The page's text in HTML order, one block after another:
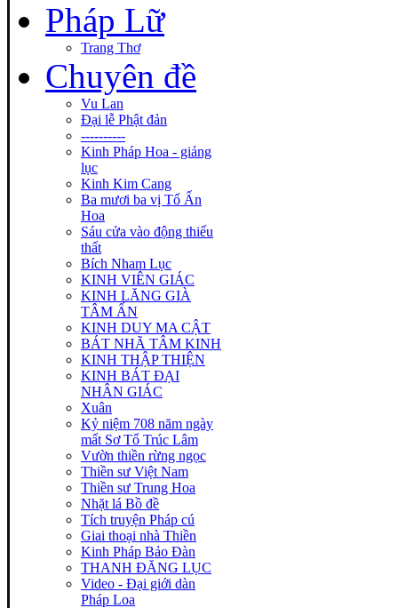
Pháp Lữ
Trang Thơ
Chuyên đề
Vu Lan
Đại lễ Phật đản
----------
Kinh Pháp Hoa - giảng
lục
Kinh Kim Cang
Ba mươi ba vị Tổ Ấn
Hoa
Sáu cửa vào động thiếu
thất
Bích Nham Lục
KINH VIÊN GIÁC
KINH LĂNG GIÀ
TÂM ẤN
KINH DUY MA CẬT
BÁT NHÃ TÂM KINH
KINH THẬP THIỆN
KINH BÁT ĐẠI
NHÂN GIÁC
Xuân
Kỷ niệm 708 năm ngày
mất Sơ Tổ Trúc Lâm
Vườn thiền rừng ngọc
Thiền sư Việt Nam
Thiền sư Trung Hoa
Nhặt lá Bồ đề
Tích truyện Pháp cú
Giai thoại nhà Thiền
Kinh Pháp Bảo Đàn
THANH ĐĂNG LỤC
Video - Đại giới dàn
Pháp Loa